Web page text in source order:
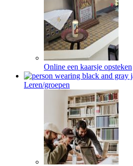
Online een kaarsje opsteken
Leren/groepen